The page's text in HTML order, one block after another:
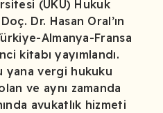
(UKÜ) Hukuk
Dr. Hasan Oral’ın
Almanya-Fransa
kitabı yayımlandı.
yana vergi hukuku
ve aynı zamanda
avukatlık hizmeti